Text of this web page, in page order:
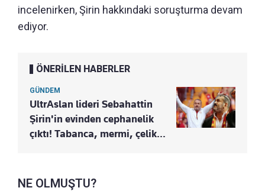
incelenirken, Şirin hakkındaki soruşturma devam
ediyor.
ÖNERİLEN HABERLER
GÜNDEM
UltrAslan lideri Sebahattin
Şirin'in evinden cephanelik
çıktı! Tabanca, mermi, çelik...
NE OLMUŞTU?